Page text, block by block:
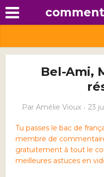
Bel-Ami,
Par Amélie Vioux 23
Tu passes le bac de
membre de
gratuitement à tout le
meilleures astuces en